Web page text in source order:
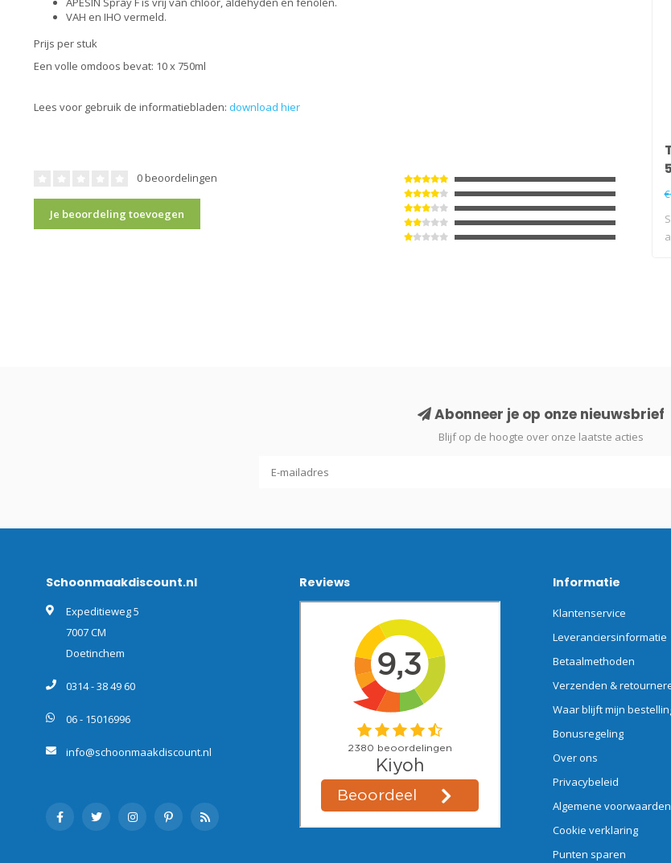
VAH en IHO vermeld.
Prijs per stuk
Een volle omdoos bevat: 10 x 750ml
Lees voor gebruik de informatiebladen: download hier
0 beoordelingen
Je beoordeling toevoegen
Abonneer je op onze nieuwsbrief
Blijf op de hoogte over onze laatste acties
Schoonmaakdiscount.nl
Expeditieweg 5
7007 CM
Doetinchem
0314 - 38 49 60
06 - 15016996
info@schoonmaakdiscount.nl
Reviews Informatie
Klantenservice
Leveranciersinformatie
Betaalmethoden
Verzenden &
Waar blijft mijn
Bonusregeling
Over ons
Privacybeleid
Algemene voorwaarden
Cookie verklaring
Punten sparen